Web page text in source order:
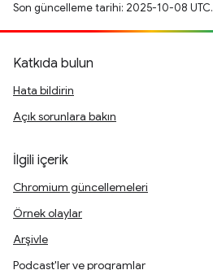
Son güncelleme tarihi: 2025-10-08 UTC.
Katkıda bulun
Hata bildirin
Açık sorunlara bakın
İlgili içerik
Chromium güncellemeleri
Örnek olaylar
Arşivle
Podcast'ler ve programlar